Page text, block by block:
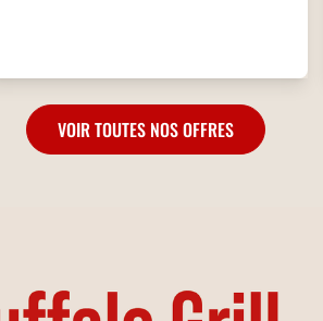
VOIR TOUTES NOS OFFRES